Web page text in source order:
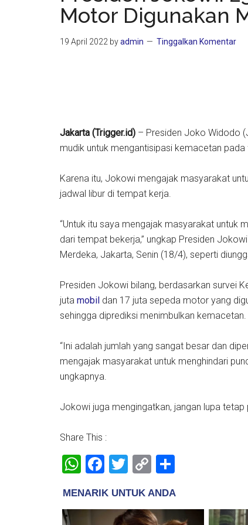
Motor Digunakan
19 April 2022 byadmin Tinggalkan Komentar
Jakarta (Trigger.id) – Presiden Joko Widodo
mudik untuk mengantisipasi kemacetan
Karena itu, Jokowi mengajak masyarakat
jadwal libur di tempat kerja.
“Untuk itu saya mengajak masyarakat untuk
dari tempat bekerja,” ungkap Presiden
Merdeka, Jakarta, Senin (18/4), seperti
Presiden Jokowi bilang, berdasarkan survei
juta mobil dan 17 juta sepeda motor yang
sehingga diprediksi menimbulkan kemacetan.
“Ini adalah jumlah yang sangat besar dan
mengajak masyarakat untuk menghindari
ungkapnya.
Jokowi juga mengingatkan, jangan lupa
Share This :
WhatsApp
Facebook
Twitter
Copy